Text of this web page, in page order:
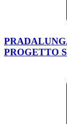
PROGETTO